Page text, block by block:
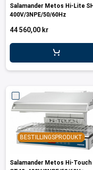
Salamander Metos Hi-Lite
400V/3NPE/50/60Hz
44 560,00 kr
BESTILLINGSPRODUKT
Salamander Metos Hi-Touch